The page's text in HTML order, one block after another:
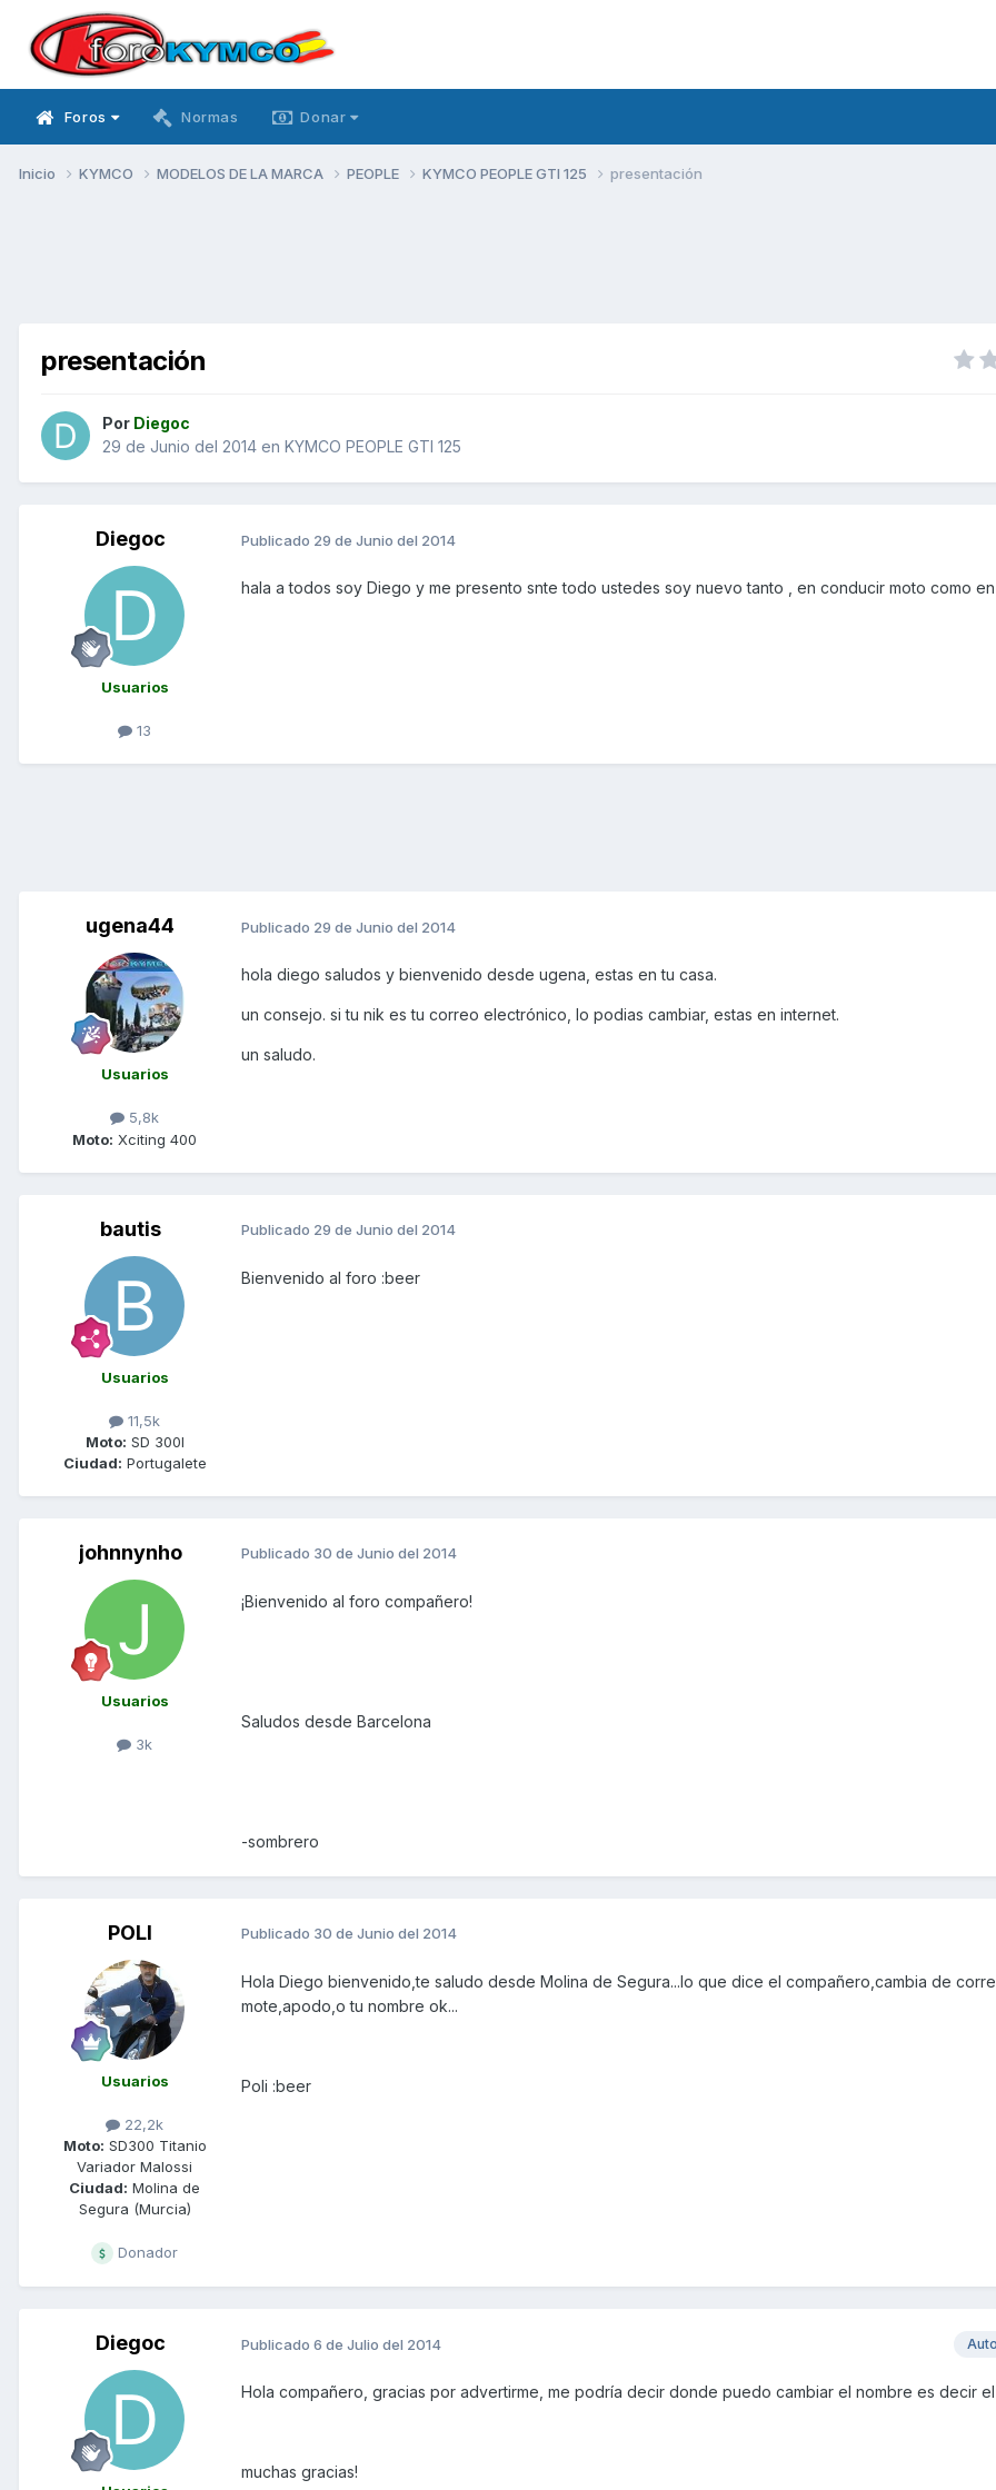
Foros Normas Donar
Inicio KYMCO MODELOS DE LA MARCA PEOPLE KYMCO PEOPLE GTI 125 presentación
presentación
Por Diegoc
29 de Junio del 2014 en KYMCO PEOPLE GTI 125
Diegoc
Usuarios
13
Publicado 29 de Junio del 2014
hala a todos soy Diego y me presento snte todo ustedes soy nuevo tanto , en conducir moto como
ugena44
Usuarios
5,8k
Moto: Xciting 400
Publicado 29 de Junio del 2014
hola diego saludos y bienvenido desde ugena, estas en tu casa.
un consejo. si tu nik es tu correo electrónico, lo podias cambiar, estas en internet.
un saludo.
bautis
Usuarios
11,5k
Moto: SD 300I
Ciudad: Portugalete
Publicado 29 de Junio del 2014
Bienvenido al foro :beer
johnnynho
Usuarios
3k
Publicado 30 de Junio del 2014
¡Bienvenido al foro compañero!
Saludos desde Barcelona
-sombrero
POLI
Usuarios
22,2k
Moto: SD300 Titanio
Variador Malossi
Ciudad: Molina de
Segura (Murcia)
Donador
Publicado 30 de Junio del 2014
Hola Diego bienvenido,te saludo desde Molina de Segura...lo que dice el compañero,cambia de
mote,apodo,o tu nombre ok...
Poli :beer
Diegoc Publicado 6 de Julio del 2014
Hola compañero, gracias por advertirme, me podría decir donde puedo cambiar el nombre es decir el
muchas gracias!